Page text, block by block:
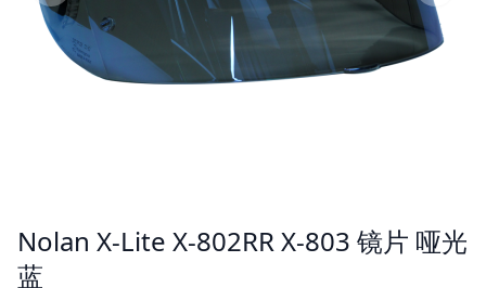
Nolan X-Lite X-802RR X-803 镜片 哑光
蓝